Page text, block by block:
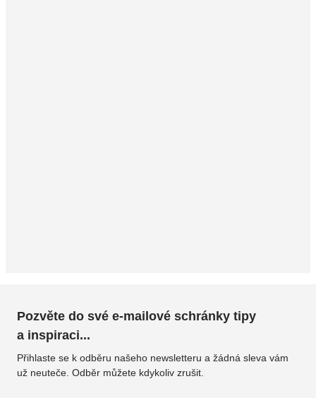
Pozvěte do své e-mailové schránky tipy
a inspiraci...
Přihlaste se k odběru našeho newsletteru a žádná sleva vám
už neuteče. Odběr můžete kdykoliv zrušit.